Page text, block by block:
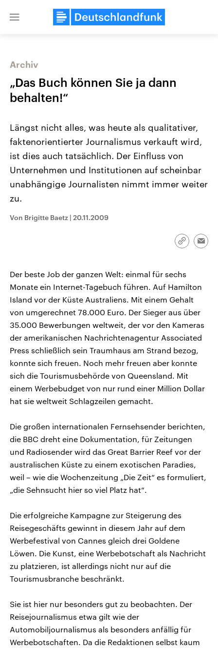
Close
Landtagswahl Sachsen-Anhalt
Alle Informationen
September 2026 einen neuen
Bundesland von einer Koalition aus
USA
Hintergründe
Audio-Archiv
Archiv
„Das Buch können Sie ja dann
behalten!“
Längst nicht alles, was heute als qualitativer,
faktenorientierter Journalismus verkauft wird,
ist dies auch tatsächlich. Der Einfluss von
Unternehmen und Institutionen auf scheinbar
unabhängige Journalisten nimmt immer weiter
zu.
Von Brigitte Baetz | 20.11.2009
Link
Der beste Job der ganzen Welt: einmal für sechs
Monate ein Internet-Tagebuch führen. Auf Hamilton
Island vor der Küste Australiens. Mit einem Gehalt
von umgerechnet 78.000 Euro. Der Sieger aus über
35.000 Bewerbungen weltweit, der vor den Kameras
der amerikanischen Nachrichtenagentur Associated
Press schließlich sein Traumhaus am Strand bezog,
konnte sich freuen. Noch mehr freuen aber konnte
sich die Tourismusbehörde von Queensland. Mit
einem Werbebudget von nur rund einer Million Dollar
hat sie weltweit Schlagzeilen gemacht.
Die großen internationalen Fernsehsender berichten,
die BBC dreht eine Dokumentation, für Zeitungen
und Radiosender wird das Great Barrier Reef vor der
australischen Küste zu einem exotischen Paradies,
weil – wie die Wochenzeitung „Die Zeit“ es formuliert,
„die Sehnsucht hier so viel Platz hat“.
Die erfolgreiche Kampagne zur Steigerung des
Reisegeschäfts gewinnt in diesem Jahr auf dem
Werbefestival von Cannes gleich drei Goldene
Löwen. Die Kunst, eine Werbebotschaft als Nachricht
zu platzieren, ist allerdings nicht nur auf die
Tourismusbranche beschränkt.
Sie ist hier nur besonders gut zu beobachten. Der
Reisejournalismus etwa gilt wie der
Automobiljournalismus als besonders anfällig für
Werbebotschaften. Da die Redaktionen selbst kaum